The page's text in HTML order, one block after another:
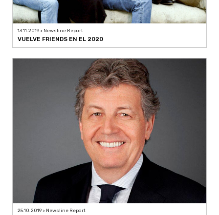
13.11.2019 > Newsline Report
VUELVE FRIENDS EN EL 2020
25.10.2019 > Newsline Report